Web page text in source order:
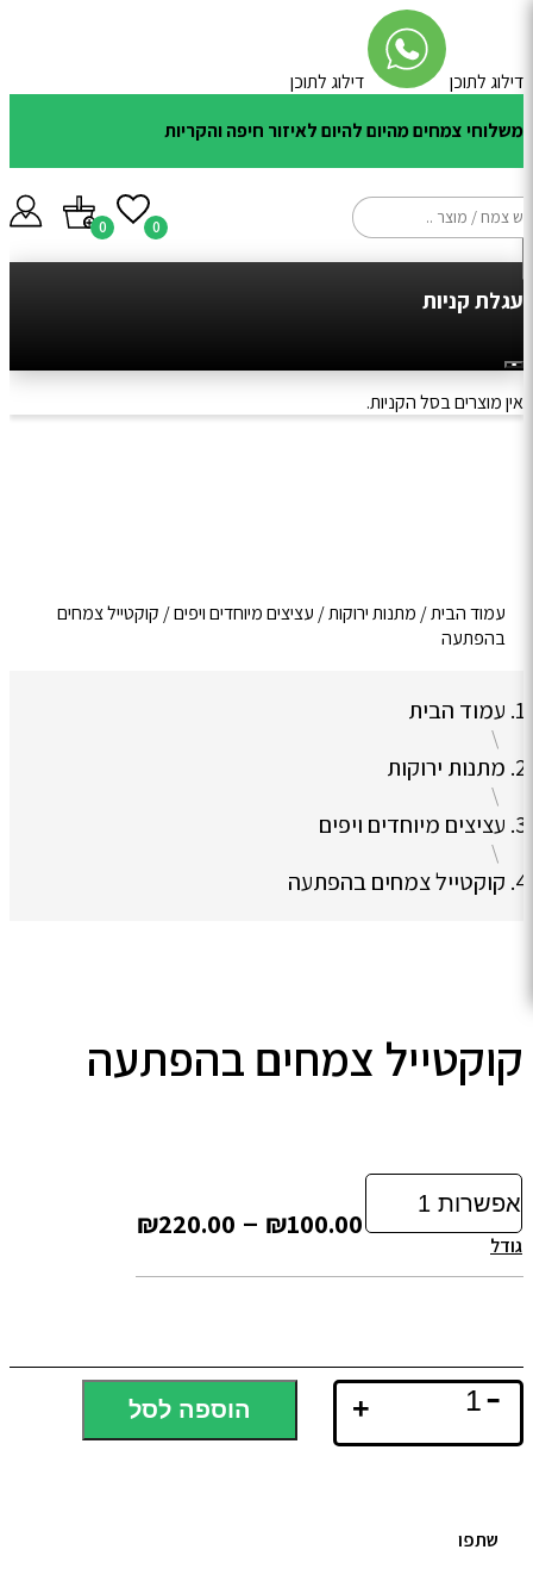
דילוג לתוכן
דילוג לתוכן
משלוחי צמחים מהיום להיום לאיזור חיפה והקריות
0
0
עגלת קניות
אין מוצרים בסל הקניות.
עמוד הבית/ מתנות ירוקות/ עציצים מיוחדים ויפים/ קוקטייל צמחים
בהפתעה
עמוד הבית
\
מתנות ירוקות
\
עציצים מיוחדים ויפים
\
קוקטייל צמחים בהפתעה
קוקטייל צמחים בהפתעה
גודל
₪100.00
–
₪220.00
- כמות
של
קוקטייל
+ הוספה לסל
שתפו